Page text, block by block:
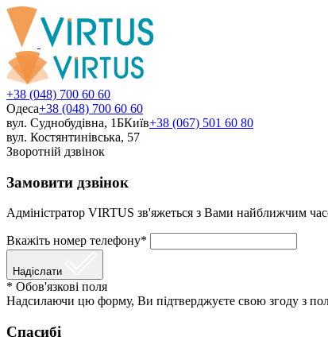
+38 (048) 700 60 60
Одеса+38 (048) 700 60 60
вул. Суднобудівна, 1БКиїв+38 (067) 501 60 80
вул. Костянтинівська, 57
Зворотній дзвінок
Замовити дзвінок
Адміністратор VIRTUS зв'яжеться з Вами найближчим
Вкажіть номер телефону*
Надіслати
* Обов'язкові поля
Надсилаючи цю форму, Ви підтверджуєте свою згоду з
Спасибі